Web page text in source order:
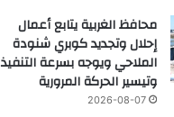
محافظ الغربية يتابع أعمال
إحلال وتجديد كوبري شنودة
الملاحي ويوجه بسرعة التنفيذ
وتيسير الحركة المرورية
2026-08-07